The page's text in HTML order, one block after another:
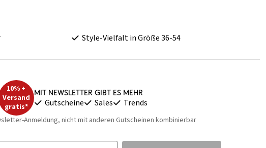
Style-Vielfalt in Größe 36-54
10% +
Versand
gratis*
Mit Newsletter gibt es mehr
Gutscheine Sales Trends
Anmeldung, nicht mit anderen Gutscheinen kombinierbar